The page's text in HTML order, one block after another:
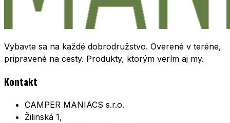
Vybavte sa na každé dobrodružstvo. Overené v teréne,
pripravené na cesty. Produkty, ktorým verím aj my.
Kontakt
CAMPER MANIACS s.r.o.
Žilinská 1,